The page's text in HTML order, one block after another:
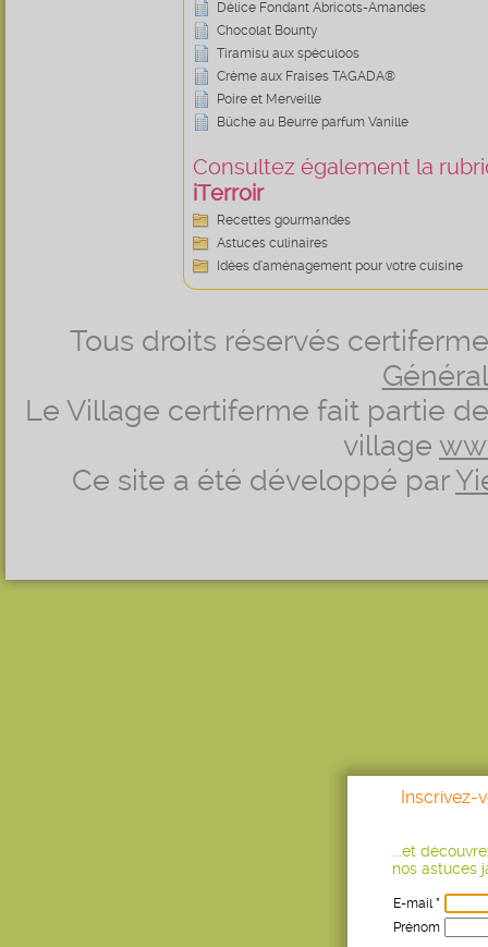
Délice Fondant Abricots-Amandes
Chocolat Bounty
Tiramisu aux spéculoos
Crème aux Fraises TAGADA®
Poire et Merveille
Bûche au Beurre parfum Vanille
Consultez également la
iTerroir
Recettes gourmandes
Astuces culinaires
Idées d’aménagement pour votre cuisine
Tous droits réservés
Le Village certiferme fait partie
village
Ce site a été développé par
Inscrivez-
...et
nos astuces
E-mail *
Prénom